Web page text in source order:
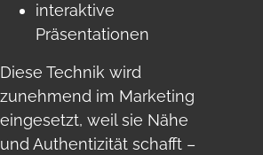
interaktive
Präsentationen
Diese Technik wird
zunehmend im Marketing
eingesetzt, weil sie Nähe
und Authentizität schafft –